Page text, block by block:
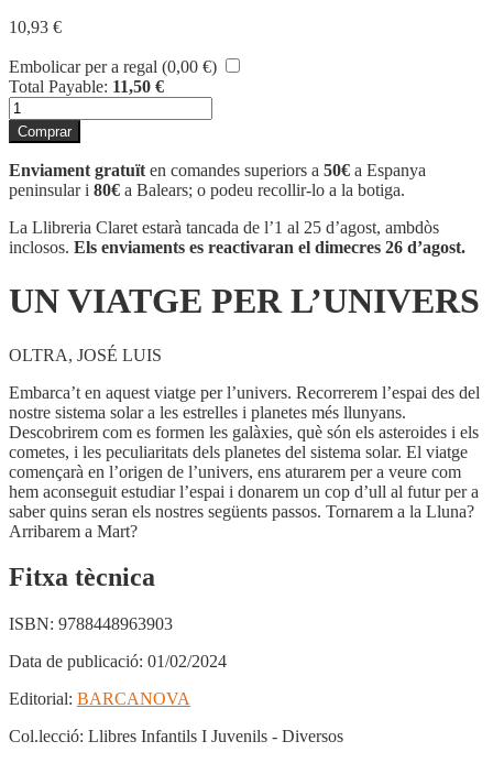
10,93 €
Embolicar per a regal (0,00 €)
Total Payable: 11,50 €
quantitat
de
UN
VIATGE
PER
L'UNIVERS
Comprar
Enviament gratuït en comandes superiors a 50€ a Espanya
peninsular i 80€ a Balears; o podeu recollir-lo a la botiga.
La Llibreria Claret estarà tancada de l’1 al 25 d’agost, ambdòs
inclosos. Els enviaments es reactivaran el dimecres 26 d’agost.
UN VIATGE PER L’UNIVERS
OLTRA, JOSÉ LUIS
Embarca’t en aquest viatge per l’univers. Recorrerem l’espai des del
nostre sistema solar a les estrelles i planetes més llunyans.
Descobrirem com es formen les galàxies, què són els asteroides i els
cometes, i les peculiaritats dels planetes del sistema solar. El viatge
començarà en l’origen de l’univers, ens aturarem per a veure com
hem aconseguit estudiar l’espai i donarem un cop d’ull al futur per a
saber quins seran els nostres següents passos. Tornarem a la Lluna?
Arribarem a Mart?
Fitxa tècnica
ISBN: 9788448963903
Data de publicació: 01/02/2024
Editorial: BARCANOVA
Col.lecció: Llibres Infantils I Juvenils - Diversos